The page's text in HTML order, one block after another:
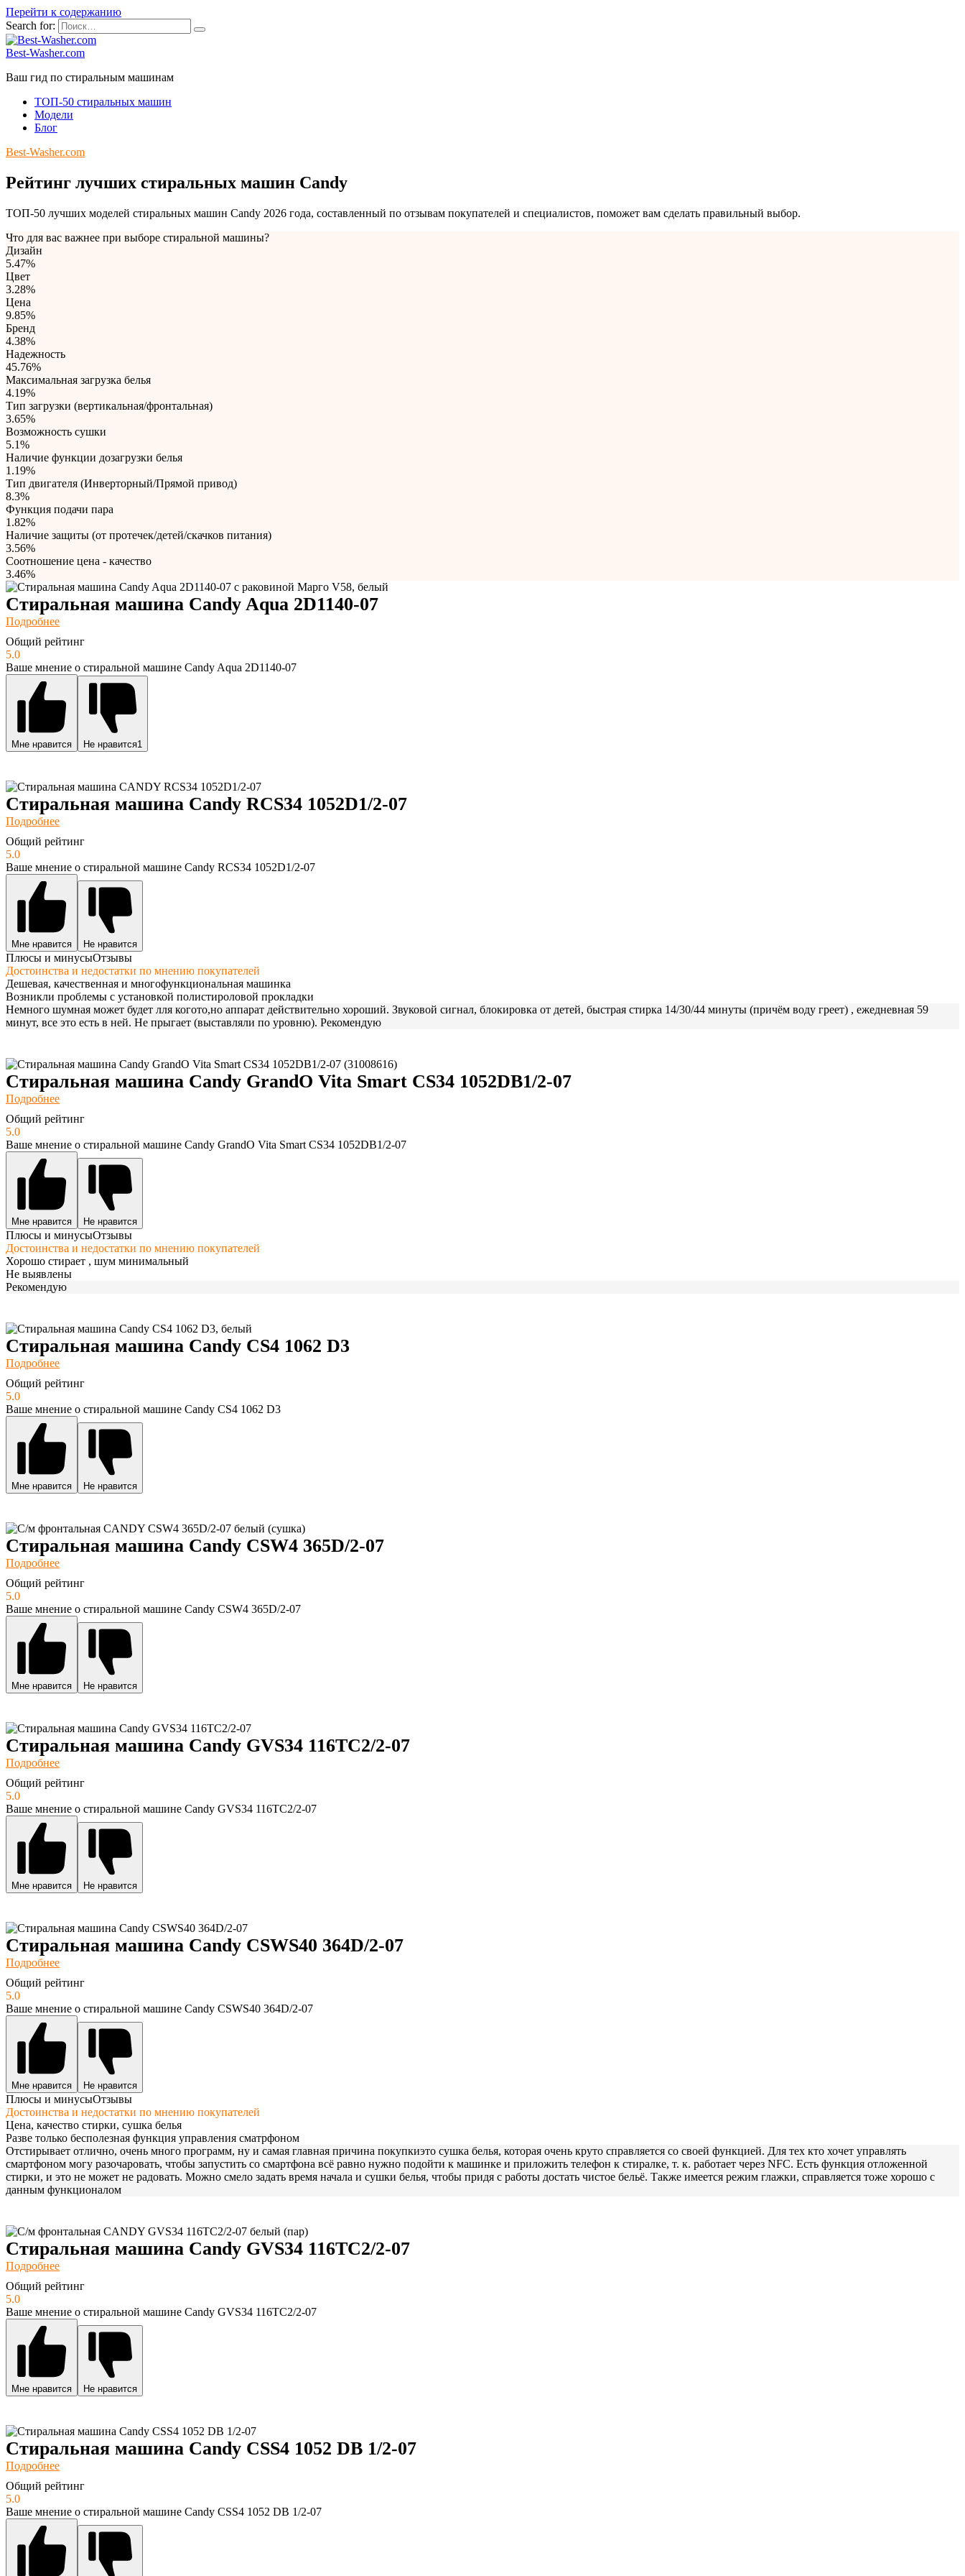
Перейти к содержанию
Search for:
Best-Washer.com
Ваш гид по стиральным машинам
ТОП-50 стиральных машин
Модели
Блог
Best-Washer.com
Рейтинг лучших стиральных машин Candy
ТОП-50 лучших моделей стиральных машин Candy 2026 года, составленный по отзывам покупателей и специалистов, поможет вам сделать правильный выбор.
Что для вас важнее при выборе стиральной машины?
Дизайн
5.47%
Цвет
3.28%
Цена
9.85%
Бренд
4.38%
Надежность
45.76%
Максимальная загрузка белья
4.19%
Тип загрузки (вертикальная/фронтальная)
3.65%
Возможность сушки
5.1%
Наличие функции дозагрузки белья
1.19%
Тип двигателя (Инверторный/Прямой привод)
8.3%
Функция подачи пара
1.82%
Наличие защиты (от протечек/детей/скачков питания)
3.56%
Соотношение цена - качество
3.46%
Стиральная машина Candy Aqua 2D1140-07
Подробнее
Общий рейтинг
5.0
Ваше мнение о стиральной машине Candy Aqua 2D1140-07
Мне нравится Не нравится1
Стиральная машина Candy RCS34 1052D1/2-07
Подробнее
Общий рейтинг
5.0
Ваше мнение о стиральной машине Candy RCS34 1052D1/2-07
Мне нравится Не нравится
Плюсы и минусыОтзывы
Достоинства и недостатки по мнению покупателей
Дешевая, качественная и многофункциональная машинка
Возникли проблемы с установкой полистироловой прокладки
Немного шумная может будет лля когото,но аппарат действительно хороший. Звуковой сигнал, блокировка от детей, быстрая стирка 14/30/44 минуты (причём воду греет) , ежедневная 59
минут, все это есть в ней. Не прыгает (выставляли по уровню). Рекомендую
Стиральная машина Candy GrandO Vita Smart CS34 1052DB1/2-07
Подробнее
Общий рейтинг
5.0
Ваше мнение о стиральной машине Candy GrandO Vita Smart CS34 1052DB1/2-07
Мне нравится Не нравится
Плюсы и минусыОтзывы
Достоинства и недостатки по мнению покупателей
Хорошо стирает , шум минимальный
Не выявлены
Рекомендую
Стиральная машина Candy CS4 1062 D3
Подробнее
Общий рейтинг
5.0
Ваше мнение о стиральной машине Candy CS4 1062 D3
Мне нравится Не нравится
Стиральная машина Candy CSW4 365D/2-07
Подробнее
Общий рейтинг
5.0
Ваше мнение о стиральной машине Candy CSW4 365D/2-07
Мне нравится Не нравится
Стиральная машина Candy GVS34 116TC2/2-07
Подробнее
Общий рейтинг
5.0
Ваше мнение о стиральной машине Candy GVS34 116TC2/2-07
Мне нравится Не нравится
Стиральная машина Candy CSWS40 364D/2-07
Подробнее
Общий рейтинг
5.0
Ваше мнение о стиральной машине Candy CSWS40 364D/2-07
Мне нравится Не нравится
Плюсы и минусыОтзывы
Достоинства и недостатки по мнению покупателей
Цена, качество стирки, сушка белья
Разве только бесполезная функция управления сматрфоном
Отстирывает отлично, очень много программ, ну и самая главная причина покупкиэто сушка белья, которая очень круто справляется со своей функцией. Для тех кто хочет управлять
смартфоном могу разочаровать, чтобы запустить со смартфона всё равно нужно подойти к машинке и приложить телефон к стиралке, т. к. работает через NFC. Есть функция отложенной
стирки, и это не может не радовать. Можно смело задать время начала и сушки белья, чтобы придя с работы достать чистое бельё. Также имеется режим глажки, справляется тоже хорошо с
данным функционалом
Стиральная машина Candy GVS34 116TC2/2-07
Подробнее
Общий рейтинг
5.0
Ваше мнение о стиральной машине Candy GVS34 116TC2/2-07
Мне нравится Не нравится
Стиральная машина Candy CSS4 1052 DB 1/2-07
Подробнее
Общий рейтинг
5.0
Ваше мнение о стиральной машине Candy CSS4 1052 DB 1/2-07